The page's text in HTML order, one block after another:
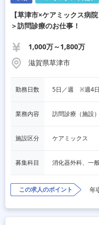
【草津市×ケアミックス病
＞訪問診療のお仕事！
1,000万～1,800万
滋賀県草津市
勤務日数 5日／週　※週4
業務内容 訪問診療（施設
施設区分 ケアミックス
募集科目
この求人のポイント 年